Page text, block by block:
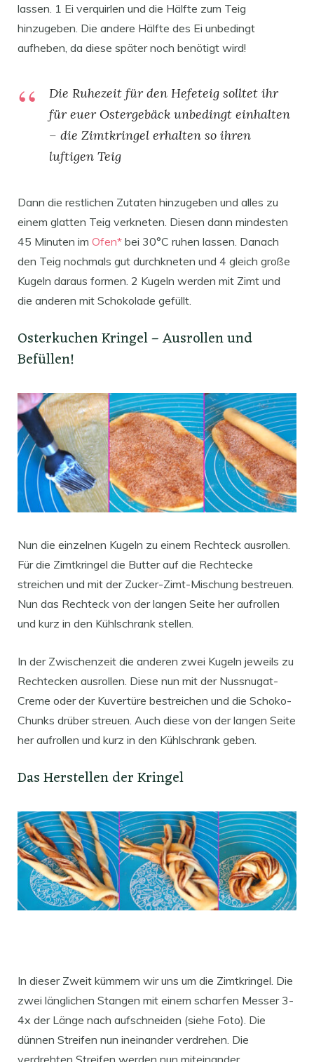
lassen. 1 Ei verquirlen und die Hälfte zum Teig
hinzugeben. Die andere Hälfte des Ei unbedingt
aufheben, da diese später noch benötigt wird!
Die Ruhezeit für den Hefeteig solltet ihr
für euer Ostergebäck unbedingt einhalten
– die Zimtkringel erhalten so ihren
luftigen Teig
Dann die restlichen Zutaten hinzugeben und alles zu
einem glatten Teig verkneten. Diesen dann mindesten
45 Minuten im Ofen* bei 30°C ruhen lassen. Danach
den Teig nochmals gut durchkneten und 4 gleich große
Kugeln daraus formen. 2 Kugeln werden mit Zimt und
die anderen mit Schokolade gefüllt.
Osterkuchen Kringel – Ausrollen und
Befüllen!
Nun die einzelnen Kugeln zu einem Rechteck ausrollen.
Für die Zimtkringel die Butter auf die Rechtecke
streichen und mit der Zucker-Zimt-Mischung bestreuen.
Nun das Rechteck von der langen Seite her aufrollen
und kurz in den Kühlschrank stellen.
In der Zwischenzeit die anderen zwei Kugeln jeweils zu
Rechtecken ausrollen. Diese nun mit der Nussnugat-
Creme oder der Kuvertüre bestreichen und die Schoko-
Chunks drüber streuen. Auch diese von der langen Seite
her aufrollen und kurz in den Kühlschrank geben.
Das Herstellen der Kringel
In dieser Zweit kümmern wir uns um die Zimtkringel. Die
zwei länglichen Stangen mit einem scharfen Messer 3-
4x der Länge nach aufschneiden (siehe Foto). Die
dünnen Streifen nun ineinander verdrehen. Die